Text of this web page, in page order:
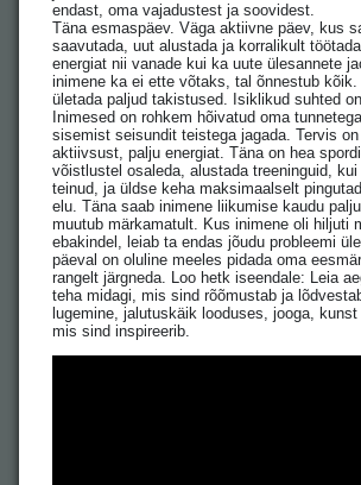
endast, oma vajadustest ja soovidest.
Täna esmaspäev. Väga aktiivne päev, kus
saavutada, uut alustada ja korralikult
energiat nii vanade kui ka uute ülesannete
inimene ka ei ette võtaks, tal õnnestub kõik.
ületada paljud takistused. Isiklikud suhted
Inimesed on rohkem hõivatud oma
sisemist seisundit teistega jagada. Tervis
aktiivsust, palju energiat. Täna on hea
võistlustel osaleda, alustada treeninguid,
teinud, ja üldse keha maksimaalselt
elu. Täna saab inimene liikumise kaudu
muutub märkamatult. Kus inimene oli hiljuti
ebakindel, leiab ta endas jõudu probleemi
päeval on oluline meeles pidada oma
rangelt järgneda. Loo hetk iseendale: Leia
teha midagi, mis sind rõõmustab ja
lugemine, jalutuskäik looduses, jooga, kunst
mis sind inspireerib.